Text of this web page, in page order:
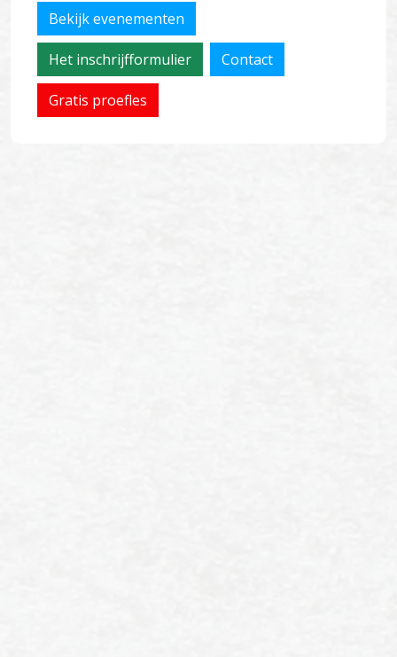
Bekijk evenementen
Het inschrijfformulier Contact
Gratis proefles